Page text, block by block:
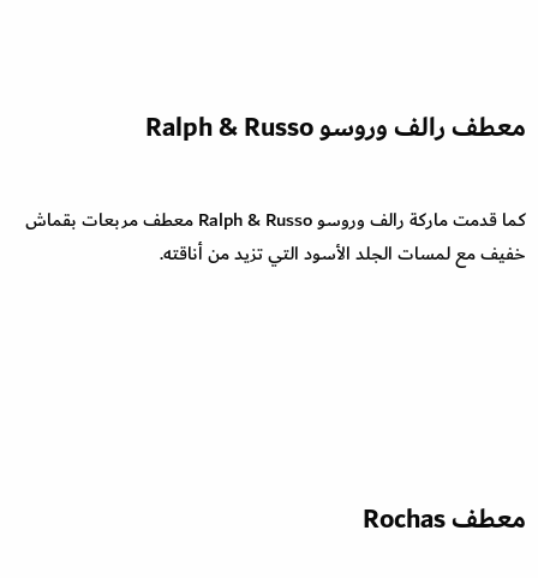
معطف رالف وروسو Ralph & Russo
كما قدمت ماركة رالف وروسو Ralph & Russo معطف مربعات بقماش
خفيف مع لمسات الجلد الأسود التي تزيد من أناقته.
معطف Rochas